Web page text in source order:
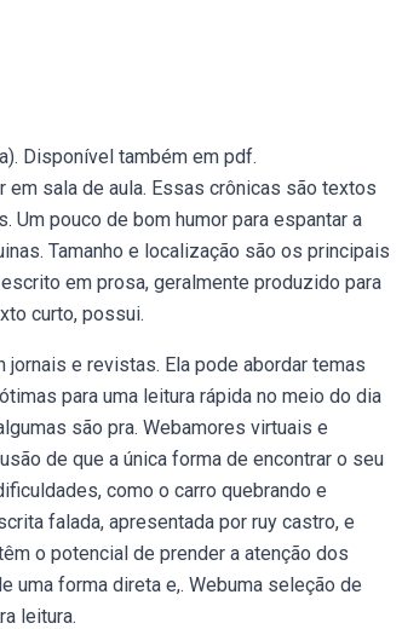
Disponível também em pdf.
sala de aula. Essas crônicas são textos
Um pouco de bom humor para espantar a
Tamanho e localização são os principais
em prosa, geralmente produzido para
curto, possui.
e revistas. Ela pode abordar temas
para uma leitura rápida no meio do dia
são pra. Webamores virtuais e
de que a única forma de encontrar o seu
como o carro quebrando e
falada, apresentada por ruy castro, e
o potencial de prender a atenção dos
forma direta e,. Webuma seleção de
leitura.